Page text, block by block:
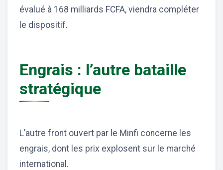
évalué à 168 milliards FCFA, viendra compléter
le dispositif.
Engrais : l’autre bataille
stratégique
L’autre front ouvert par le Minfi concerne les
engrais, dont les prix explosent sur le marché
international.